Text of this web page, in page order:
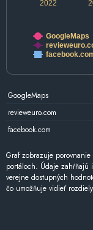
2022
GoogleMaps
GoogleMaps
revieweuro.com
facebook.com
Graf zobrazuje
portáloch. Údaje
verejne dostupných
čo umožňuje vidieť